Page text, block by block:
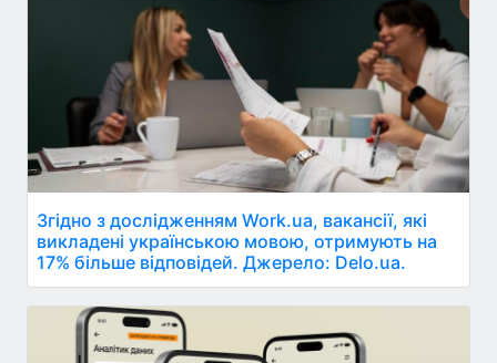
Згідно з дослідженням Work.ua, вакансії, які
викладені українською мовою, отримують на
17% більше відповідей. Джерело: Delo.ua.